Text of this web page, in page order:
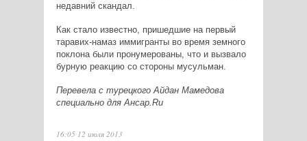
недавний скандал.
Как стало известно, пришедшие на первый
таравих-намаз иммигранты во время земного
поклона были пронумерованы, что и вызвало
бурную реакцию со стороны мусульман.
Перевела с турецкого Айдан Мамедова
специально для Ансар.Ru
16:05 12 июля 2013